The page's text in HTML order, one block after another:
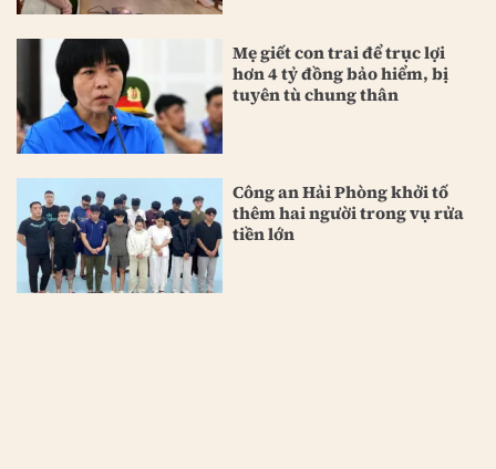
Mẹ giết con trai để trục lợi
hơn 4 tỷ đồng bảo hiểm, bị
tuyên tù chung thân
Công an Hải Phòng khởi tố
thêm hai người trong vụ rửa
tiền lớn